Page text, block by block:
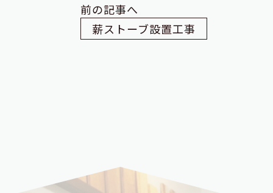
前の記事へ
薪ストーブ設置工事